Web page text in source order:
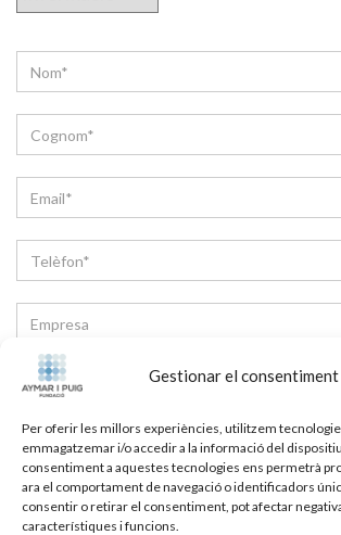
Gestionar el consentiment
Per oferir les millors experiències, utilitzem
emmagatzemar i/o accedir a la informació del
consentiment a aquestes tecnologies ens permetrà
ara el comportament de navegació o identificadors
consentir o retirar el consentiment, pot afectar
característiques i funcions.
He llegit i accepto laPolítica de
Accepto rebre comunicacions